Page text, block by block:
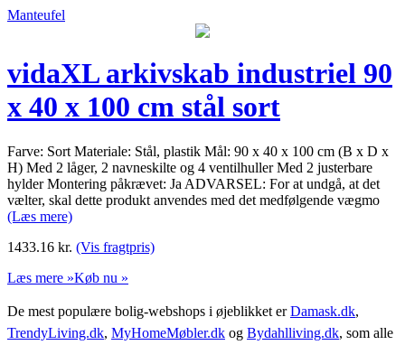
Manteufel
vidaXL arkivskab industriel 90
x 40 x 100 cm stål sort
Farve: Sort Materiale: Stål, plastik Mål: 90 x 40 x 100 cm (B x D x
H) Med 2 låger, 2 navneskilte og 4 ventilhuller Med 2 justerbare
hylder Montering påkrævet: Ja ADVARSEL: For at undgå, at det
vælter, skal dette produkt anvendes med det medfølgende vægmo
(Læs mere)
1433.16 kr. (Vis fragtpris)
Læs mere »Køb nu »
De mest populære bolig-webshops i øjeblikket erDamask.dk,
TrendyLiving.dk, MyHomeMøbler.dk og Bydahlliving.dk, som alle